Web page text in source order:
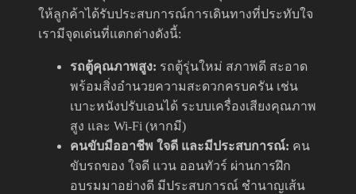
ให้ลูกค้าได้รับประสบการณ์การเดินทางที่ประทับใจ
เรามีจุดเด่นที่แตกต่างดังนี้:
รถตู้คุณภาพสูง: รถตู้รุ่นใหม่ สภาพดี สะอาด
พร้อมสิ่งอำนวยความสะดวกครบครัน เช่น
เบาะหนังปรับเอนได้ ระบบเครื่องเสียงคุณภาพ
สูง และ Wi-Fi (หากมี)
คนขับมืออาชีพ ใจดี และมีประสบการณ์: คน
ขับรถของ ใจดี แวน ออนทัวร์ ผ่านการฝึก
อบรมมาอย่างดี มีประสบการณ์ ชำนาญเส้น